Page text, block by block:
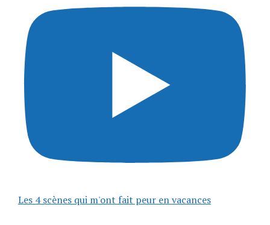
Les 4 scènes qui m'ont fait peur en vacances